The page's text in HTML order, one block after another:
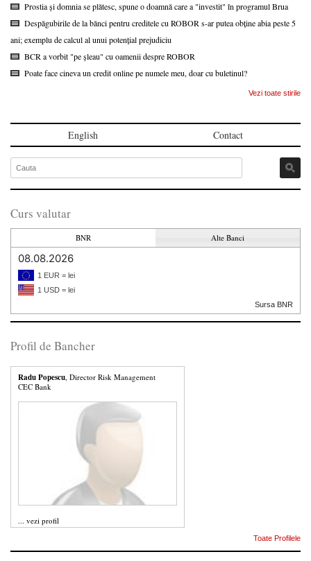
Prostia și domnia se plătesc, spune o doamnă care a "investit" în programul Brua
Despăgubirile de la bănci pentru creditele cu ROBOR s-ar putea obține abia peste 5
ani; exemplu de calcul al unui potențial prejudiciu
BCR a vorbit "pe șleau" cu oamenii despre ROBOR
Poate face cineva un credit online pe numele meu, doar cu buletinul?
Vezi toate stirile
English Contact
Curs valutar
BNR Alte Banci
08.08.2026
1 EUR = lei
1 USD = lei
Sursa BNR
Profil de Bancher
Radu Popescu, Director Risk Management
CEC Bank
... vezi profil
Toate Profilele